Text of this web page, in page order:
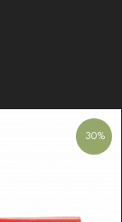
30%